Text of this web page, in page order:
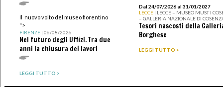
Il nuovo volto del museo fiorentino
">
FIRENZE| 06/08/2026
Nel futuro degli Uffizi. Tra due
anni la chiusura dei lavori
LEGGI TUTTO >
Dal 24/07/2026 al 31/01/2027
LECCE | LECCE – MUSEO MUST I
– GALLERIA NAZIONALE DI
Tesori nascosti della
Borghese
LEGGI TUTTO >